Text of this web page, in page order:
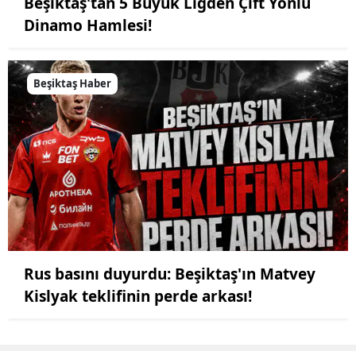
Dinamo Hamlesi!
Beşiktaş Haber
Rus basını duyurdu: Beşiktaş'ın Matvey
Kislyak teklifinin perde arkası!